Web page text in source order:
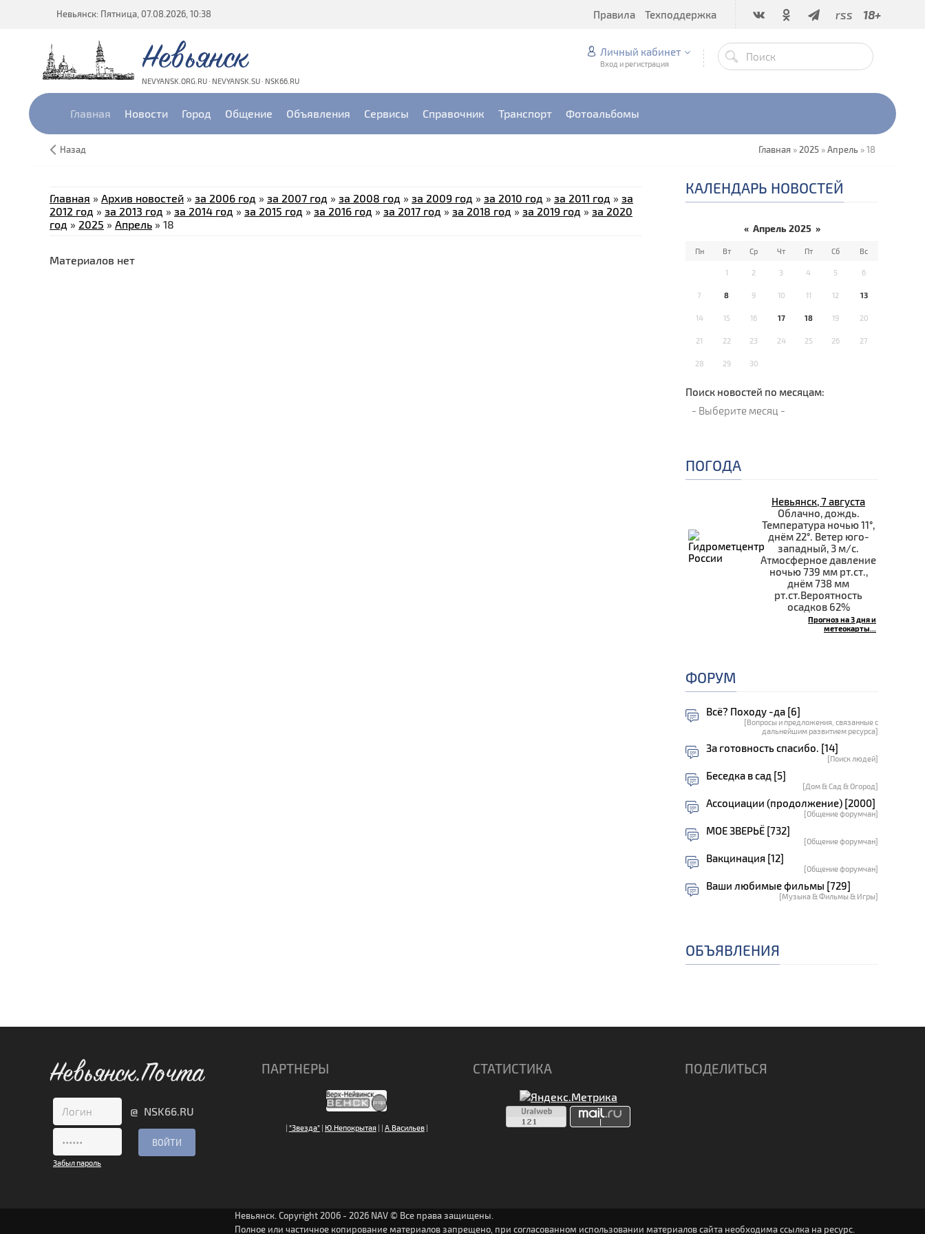
Невьянск: Пятница, 07.08.2026, 10:38 rss 18+
Правила Техподдержка
Невьянск
NEVYANSK.ORG.RU · NEVYANSK.SU · NSK66.RU
Личный кабинет
Вход и регистрация
Главная Новости Город Общение Объявления Сервисы Справочник Транспорт Фотоальбомы
Назад Главная » 2025 »Апрель »18
Главная » Архив новостей » за 2006 год » за 2007 год » за 2008 год » за 2009 год » за 2010 год » за 2011 год » за
2012 год » за 2013 год » за 2014 год » за 2015 год » за 2016 год » за 2017 год » за 2018 год » за 2019 год » за 2020
год » 2025 » Апрель » 18
Материалов нет
КАЛЕНДАРЬ НОВОСТЕЙ
« Апрель 2025 »
Пн Вт Ср Чт Пт Сб Вс
1 2 3 4 5 6
7 8 9 10 11 12 13
14 15 16 17 18 19 20
21 22 23 24 25 26 27
28 29 30
Поиск новостей по месяцам:
ПОГОДА
Невьянск, 7 августа
Облачно, дождь.
Температура ночью 11°,
днём 22°. Ветер юго-
западный, 3 м/с.
Атмосферное давление
ночью 739 мм рт.ст.,
днём 738 мм
рт.ст.Вероятность
осадков 62%
Прогноз на 3 дня и
метеокарты...
ФОРУМ
Всё? Походу -да [6]
[Вопросы и предложения, связанные с
дальнейшим развитием ресурса]
За готовность спасибо. [14]
[Поиск людей]
Беседка в сад [5]
[Дом & Сад & Огород]
Ассоциации (продолжение) [2000]
[Общение форумчан]
МОЕ ЗВЕРЬЁ [732]
[Общение форумчан]
Вакцинация [12]
[Общение форумчан]
Ваши любимые фильмы [729]
[Музыка & Фильмы & Игры]
ОБЪЯВЛЕНИЯ
Невьянск.Почта
@ NSK66.RU
Забыл пароль
ПАРТНЕРЫ
| "Звезда"| Ю.Непокрытая| | А.Васильев|
СТАТИСТИКА ПОДЕЛИТЬСЯ
Невьянск. Copyright 2006 - 2026 NAV © Все права защищены.
Полное или частичное копирование материалов запрещено, при согласованном использовании материалов сайта необходима ссылка на ресурс.